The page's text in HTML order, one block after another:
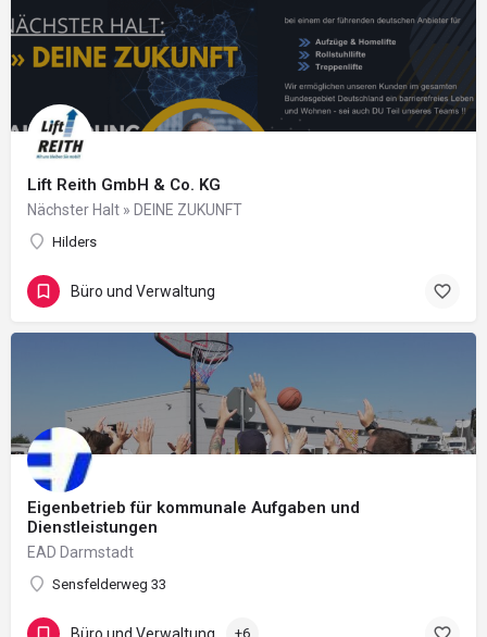
Lift Reith GmbH & Co. KG
Nächster Halt » DEINE ZUKUNFT
Hilders
Büro und Verwaltung
Eigenbetrieb für kommunale Aufgaben und
Dienstleistungen
EAD Darmstadt
Sensfelderweg 33
+6